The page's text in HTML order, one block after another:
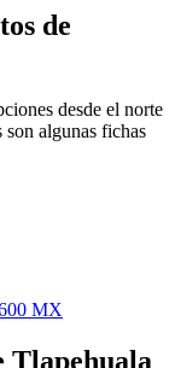
de
desde el norte
son algunas fichas
MX
Tlapehuala